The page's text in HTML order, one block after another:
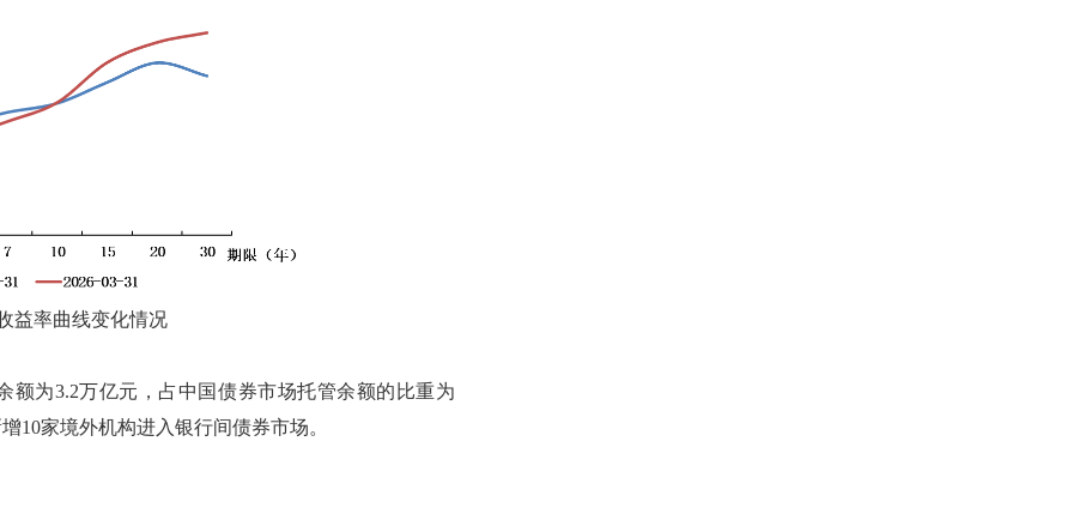
益率曲线变化情况
为3.2万亿元，占中国债券市场托管余额的比重为
10家境外机构进入银行间债券市场。